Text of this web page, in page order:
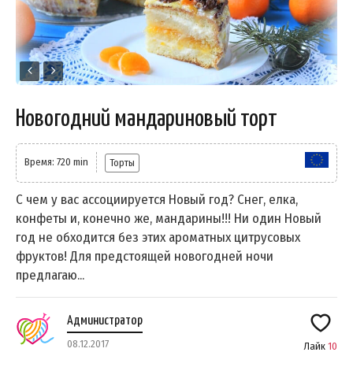
Новогодний мандариновый торт
Время: 720 min Торты
С чем у вас ассоциируется Новый год? Снег, елка,
конфеты и, конечно же, мандарины!!! Ни один Новый
год не обходится без этих ароматных цитрусовых
фруктов! Для предстоящей новогодней ночи
предлагаю...
Администратор
08.12.2017 Лайк 10